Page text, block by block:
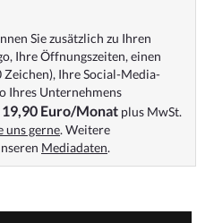
Sie zusätzlich zu Ihren
Ihre Öffnungszeiten, einen
Ihre Social-Media-
Ihres Unternehmens
19,90 Euro/Monat plus MwSt.
uns gerne. Weitere
Mediadaten.